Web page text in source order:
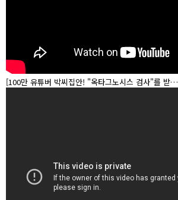
[100만 유튜버 박씨집안! "옥타그노시스 검사"를 받…